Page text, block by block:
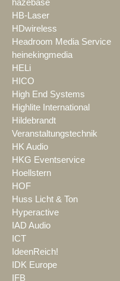
hazebase
HB-Laser
HDwireless
Headroom Media Service
heinekingmedia
HELi
HICO
High End Systems
Highlite International
Hildebrandt
Veranstaltungstechnik
HK Audio
HKG Eventservice
Hoellstern
HOF
Huss Licht & Ton
Hyperactive
IAD Audio
ICT
IdeenReich!
IDK Europe
IFB